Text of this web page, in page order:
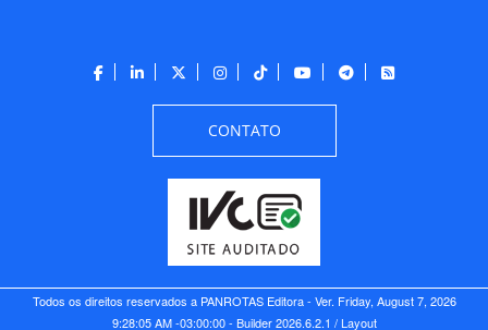
CONTATO
Todos os direitos reservados a PANROTAS Editora - Ver. Friday, August 7, 2026
9:28:05 AM -03:00:00 - Builder 2026.6.2.1 / Layout